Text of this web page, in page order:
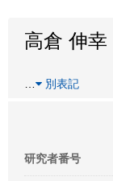
高倉 伸幸
別表記
研究者番号